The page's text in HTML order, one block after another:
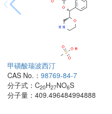
甲磺酸瑞波西汀
CAS No.： 98769-84-7
分子式： C20H27NO6S
分子量： 409.496484994888